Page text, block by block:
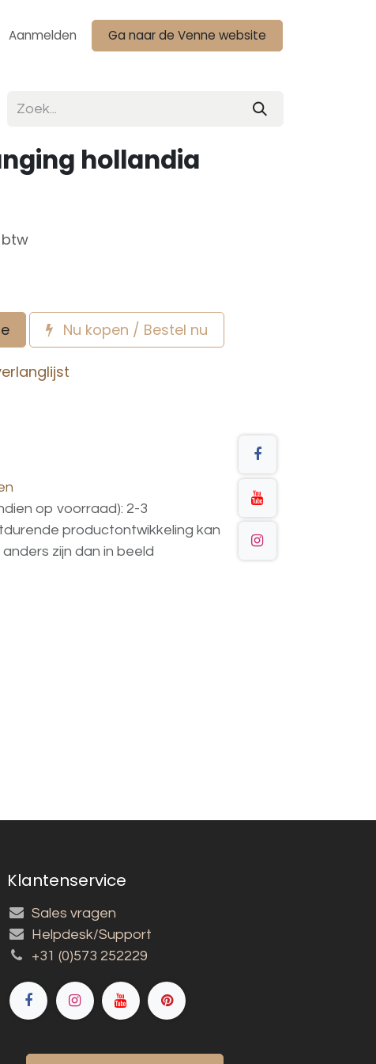
Aanmelden Ga naar de Venne website
hollandia
btw
Nu kopen / Bestel nu
op voorraad): 2-3
productontwikkeling kan
anders zijn dan in beeld
Klantenservice
Sales vragen
Helpdesk/Support
+31 (0)573 252229